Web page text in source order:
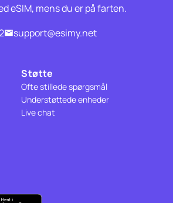
eSIM, mens du er på farten.
support@esimy.net
Støtte
Ofte stillede spørgsmål
Understøttede enheder
Live chat